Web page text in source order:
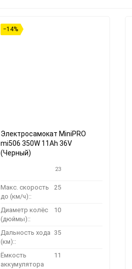
−14%
Электросамокат MiniPRO
mi506 350W 11Ah 36V
(Черный)
23
Макс. скорость
до (км/ч)::
25
Диаметр колёс
(дюймы)::
10
Дальность хода
(км)::
35
Ёмкость
аккумулятора
11